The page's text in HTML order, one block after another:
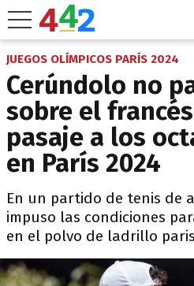
JUEGOS OLÍMPICOS PARÍS 2024
Cerúndolo no
sobre el
pasaje a los
en París 2024
En un partido de tenis de
impuso las condiciones
en el polvo de ladrillo